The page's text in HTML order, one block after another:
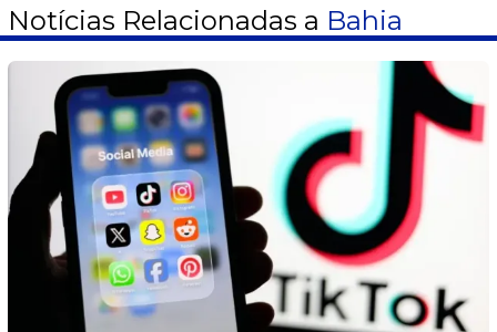
Notícias Relacionadas a Bahia